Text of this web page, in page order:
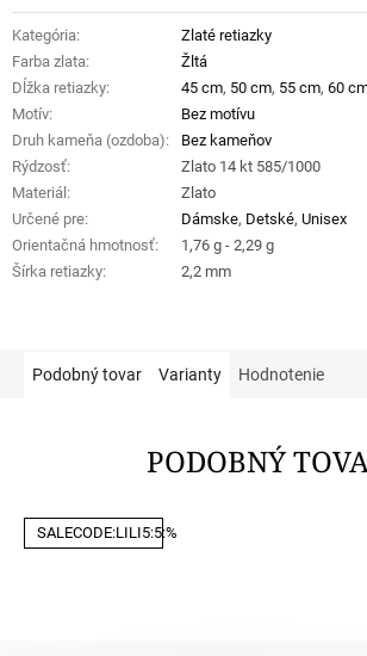
Kategória:
Zlaté retiazky
Farba zlata:
Žltá
Dĺžka retiazky: 45 cm, 50 cm, 55 cm, 60
Motív:
Bez motívu
Druh kameňa (ozdoba):
Bez kameňov
Rýdzosť:
Zlato 14 kt 585/1000
Materiál :
Zlato
Určené pre: Dámske, Detské, Unisex
Orientačná hmotnosť:
1,76 g - 2,29 g
Šírka retiazky: 2,2 mm
Podobný tovar Varianty Hodnotenie
PODOBNÝ
SALECODE:LILI5:5:%